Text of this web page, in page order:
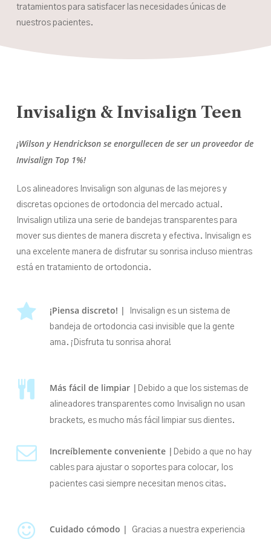
tratamientos para satisfacer las necesidades únicas de
nuestros pacientes.
Invisalign & Invisalign Teen
¡Wilson y Hendrickson se enorgullecen de ser un proveedor de
Invisalign Top 1%!
Los alineadores Invisalign son algunas de las mejores y
discretas opciones de ortodoncia del mercado actual.
Invisalign utiliza una serie de bandejas transparentes para
mover sus dientes de manera discreta y efectiva. Invisalign es
una excelente manera de disfrutar su sonrisa incluso mientras
está en tratamiento de ortodoncia.
¡Piensa discreto! |
Invisalign es un sistema de
bandeja de ortodoncia casi invisible que la gente
ama. ¡Disfruta tu sonrisa ahora!
Más fácil de limpiar |
Debido a que los sistemas de
alineadores transparentes como Invisalign no usan
brackets, es mucho más fácil limpiar sus dientes.
Increíblemente conveniente |
Debido a que no hay
cables para ajustar o soportes para colocar, los
pacientes casi siempre necesitan menos citas.
Cuidado cómodo |
Gracias a nuestra experiencia